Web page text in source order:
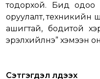
тодорхой. Бид одоо
оруулалт, техникийн
ашигтай, бодитой
эрэлхийлнэ” хэмээн
Сэтгэгдэл үлдээх